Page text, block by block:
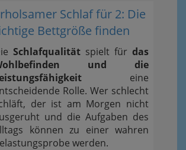
Schlaf für 2: Die
Bettgröße finden
Schlafqualität spielt für das
und die
eine
Rolle. Wer schlecht
der ist am Morgen nicht
und die Aufgaben des
können zu einer wahren
werden.